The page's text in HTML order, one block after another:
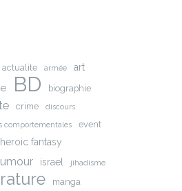
actualite armée art
BD
biographie
crime discours
comportementales event
heroic fantasy
israel jihadisme
manga